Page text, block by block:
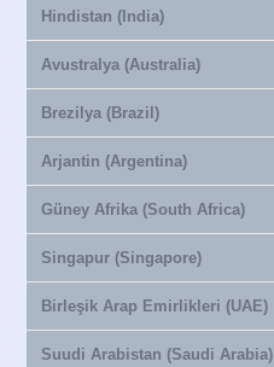
Hindistan (India)
Avustralya (Australia)
Brezilya (Brazil)
Arjantin (Argentina)
Güney Afrika (South Africa)
Singapur (Singapore)
Birleşik Arap Emirlikleri (UAE)
Suudi Arabistan (Saudi Arabia)